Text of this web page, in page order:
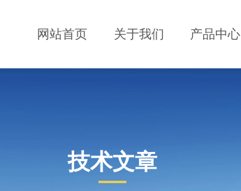
网站首页 关于我们 产品中心
技术文章